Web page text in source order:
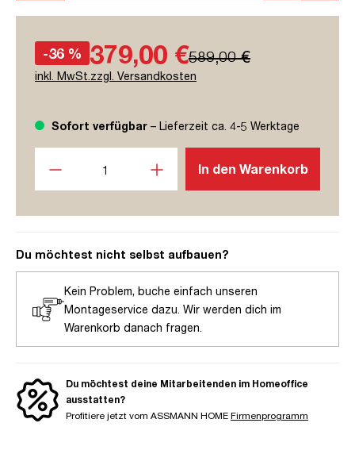
-36 % 379,00 €589,00 €
inkl. MwSt.zzgl. Versandkosten
Sofort verfügbar – Lieferzeit ca. 4-5 Werktage
In den Warenkorb
Du möchtest nicht selbst aufbauen?
Kein Problem, buche einfach unseren
Montageservice dazu. Wir werden dich im
Warenkorb danach fragen.
Du möchtest deine Mitarbeitenden im Homeoffice
ausstatten?
Profitiere jetzt vom ASSMANN HOME Firmenprogramm